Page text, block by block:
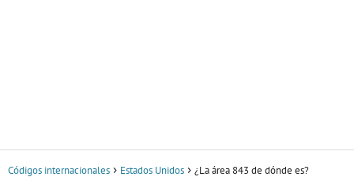
Códigos internacionales Estados Unidos ¿La área 843 de dónde es?